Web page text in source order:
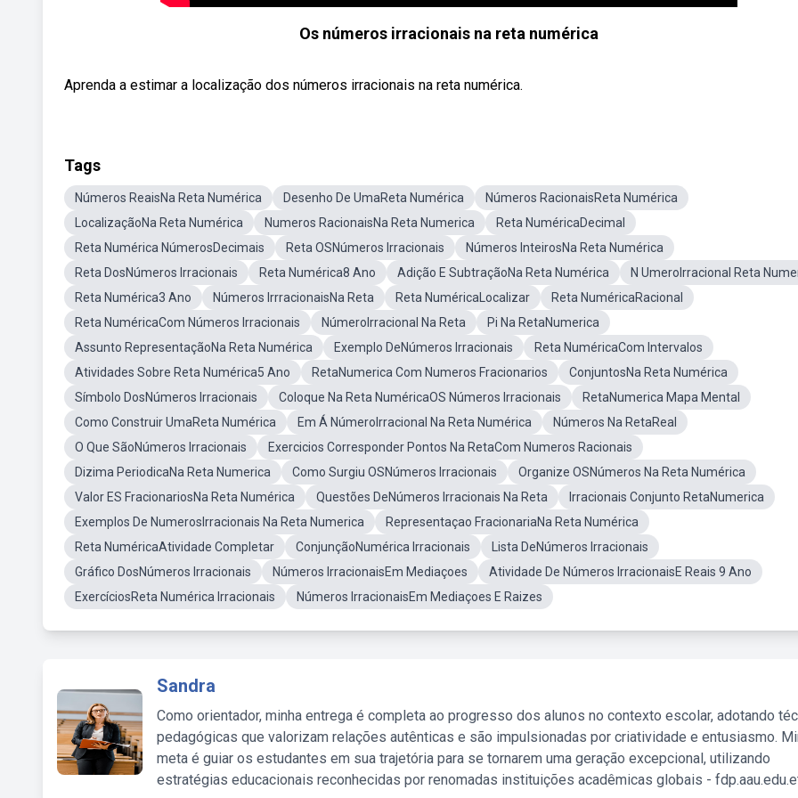
Os números irracionais na reta numérica
Aprenda a estimar a localização dos números irracionais na reta numérica.
Tags
Números ReaisNa Reta Numérica Desenho De UmaReta Numérica
Números RacionaisReta Numérica
LocalizaçãoNa Reta Numérica
Numeros RacionaisNa Reta Numerica
Reta NuméricaDecimal
Reta Numérica NúmerosDecimais
Reta OSNúmeros Irracionais
Números InteirosNa Reta Numérica
Reta DosNúmeros Irracionais
Reta Numérica8 Ano Adição E SubtraçãoNa Reta Numérica
N UmeroIrracional Reta
Reta Numérica3 Ano
Números IrrracionaisNa Reta Reta NuméricaLocalizar
Reta NuméricaRacional
Reta NuméricaCom Números Irracionais
NúmeroIrracional Na Reta
Pi Na RetaNumerica
Assunto RepresentaçãoNa Reta Numérica
Exemplo DeNúmeros Irracionais
Reta NuméricaCom Intervalos
Atividades Sobre Reta Numérica5 Ano
RetaNumerica Com Numeros Fracionarios
ConjuntosNa Reta Numérica
Símbolo DosNúmeros Irracionais
Coloque Na Reta NuméricaOS Números Irracionais
RetaNumerica Mapa Mental
Como Construir UmaReta Numérica
Em Á NúmeroIrracional Na Reta Numérica
Números Na RetaReal
O Que SãoNúmeros Irracionais
Exercicios Corresponder Pontos Na RetaCom Numeros Racionais
Dizima PeriodicaNa Reta Numerica
Como Surgiu OSNúmeros Irracionais
Organize OSNúmeros Na Reta Numérica
Valor ES FracionariosNa Reta Numérica
Questões DeNúmeros Irracionais Na Reta
Irracionais Conjunto RetaNumerica
Exemplos De NumerosIrracionais Na Reta Numerica
Representaçao FracionariaNa Reta Numérica
Reta NuméricaAtividade Completar
ConjunçãoNumérica Irracionais
Lista DeNúmeros Irracionais
Gráfico DosNúmeros Irracionais
Números IrracionaisEm Mediaçoes
Atividade De Números IrracionaisE Reais 9 Ano
ExercíciosReta Numérica Irracionais
Números IrracionaisEm Mediaçoes E Raizes
Sandra
Como orientador, minha entrega é completa ao progresso dos alunos no contexto escolar, adotando
pedagógicas que valorizam relações autênticas e são impulsionadas por criatividade e entusiasmo.
meta é guiar os estudantes em sua trajetória para se tornarem uma geração excepcional, utilizando
estratégias educacionais reconhecidas por renomadas instituições acadêmicas globais -